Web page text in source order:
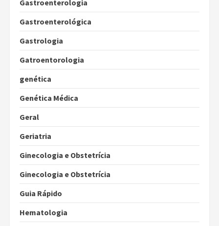
Gastroenterologia
Gastroenterológica
Gastrologia
Gatroentorologia
genética
Genética Médica
Geral
Geriatria
Ginecologia e Obstetrícia
Ginecologia e Obstetrícia
Guia Rápido
Hematologia